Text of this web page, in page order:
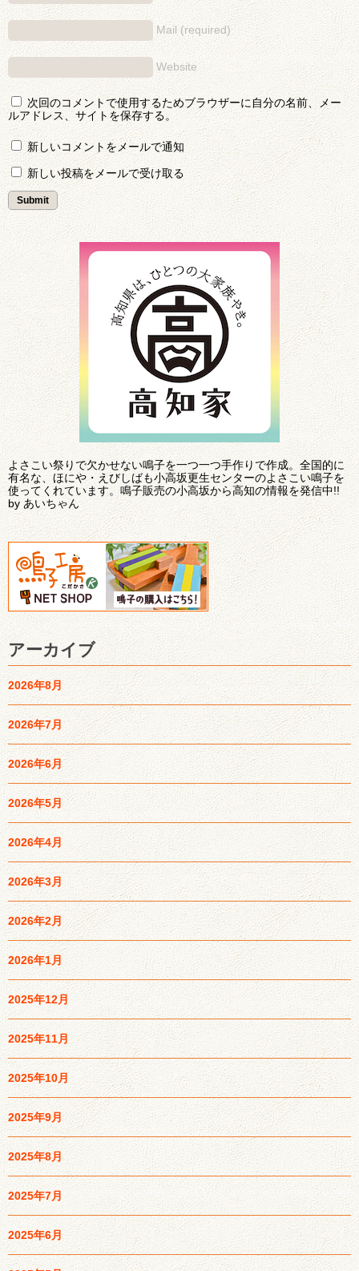
Mail (required)
Website
次回のコメントで使用するためブラウザーに自分の名前、メー
ルアドレス、サイトを保存する。
新しいコメントをメールで通知
新しい投稿をメールで受け取る
よさこい祭りで欠かせない鳴子を一つ一つ手作りで作成。全国的に
有名な、ほにや・えびしばも小高坂更生センターのよさこい鳴子を
使ってくれています。鳴子販売の小高坂から高知の情報を発信中!!
by あいちゃん
アーカイブ
2026年8月
2026年7月
2026年6月
2026年5月
2026年4月
2026年3月
2026年2月
2026年1月
2025年12月
2025年11月
2025年10月
2025年9月
2025年8月
2025年7月
2025年6月